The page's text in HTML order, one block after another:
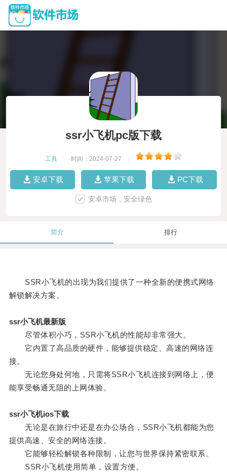
ssr小飞机pc版下载
工具 时间：2024-07-27
安卓下载 苹果下载 PC下载
安卓市场，安全绿色
简介 排行
SSR小飞机的出现为我们提供了一种全新的便携式网络
解锁解决方案。
ssr小飞机最新版
尽管体积小巧，SSR小飞机的性能却非常强大。
它内置了高品质的硬件，能够提供稳定、高速的网络连
接。
无论您身处何地，只需将SSR小飞机连接到网络上，便
能享受畅通无阻的上网体验。
ssr小飞机ios下载
无论是在旅行中还是在办公场合，SSR小飞机都能为您
提供高速、安全的网络连接。
它能够轻松解锁各种限制，让您与世界保持紧密联系。
SSR小飞机使用简单，设置方便。